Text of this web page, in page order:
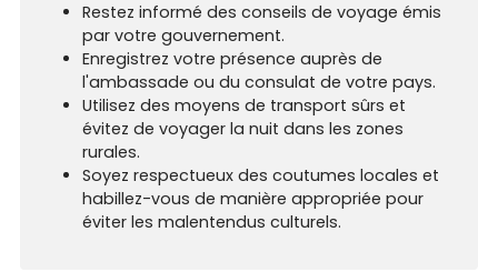
Restez informé des conseils de voyage émis
par votre gouvernement.
Enregistrez votre présence auprès de
l'ambassade ou du consulat de votre pays.
Utilisez des moyens de transport sûrs et
évitez de voyager la nuit dans les zones
rurales.
Soyez respectueux des coutumes locales et
habillez-vous de manière appropriée pour
éviter les malentendus culturels.